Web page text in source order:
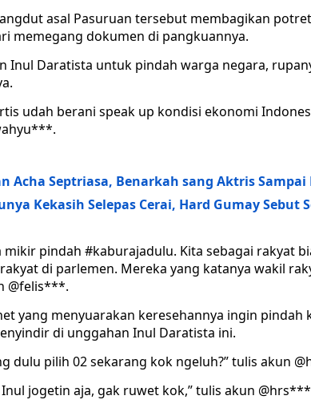
asal Pasuruan tersebut membagikan
memegang dokumen di pangkuannya.
Inul Daratista untuk pindah warga negara,
udah berani speak up kondisi ekonomi
Acha Septriasa, Benarkah sang Aktris
Kekasih Selepas Cerai, Hard Gumay Sebut
mikir pindah #kaburajadulu. Kita sebagai rakyat
di parlemen. Mereka yang katanya wakil
@felis***.
yang menyuarakan keresehannya ingin pindah
di unggahan Inul Daratista ini.
dulu pilih 02 sekarang kok ngeluh?” tulis akun
Inul jogetin aja, gak ruwet kok,” tulis akun